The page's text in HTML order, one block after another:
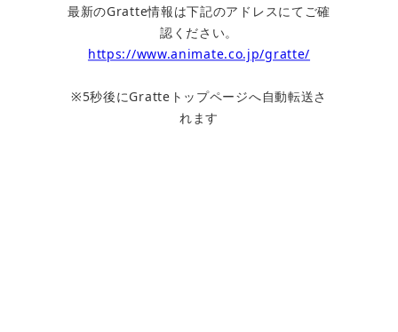
最新のGratte情報は下記のアドレスにてご確
認ください。
https://www.animate.co.jp/gratte/
※5秒後にGratteトップページへ自動転送さ
れます